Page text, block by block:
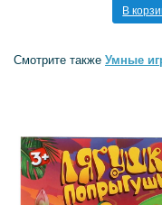
В
Смотрите также Умные